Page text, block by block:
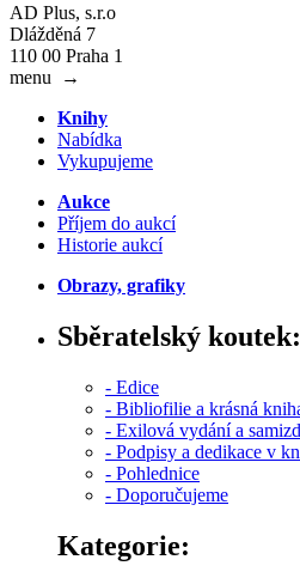
AD Plus, s.r.o
Dlážděná 7
110 00 Praha 1
menu
→
Knihy
Nabídka
Vykupujeme
Aukce
Příjem do aukcí
Historie aukcí
Obrazy, grafiky
Sběratelský koutek:
- Edice
- Bibliofilie a krásná
- Exilová vydání a
- Podpisy a dedikace v
- Pohlednice
- Doporučujeme
Kategorie: